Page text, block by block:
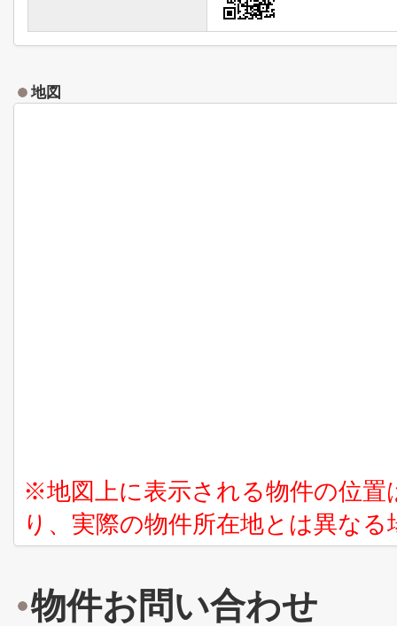
地図
※地図上に表示される物件の位
り、実際の物件所在地とは異な
物件お問い合わせ